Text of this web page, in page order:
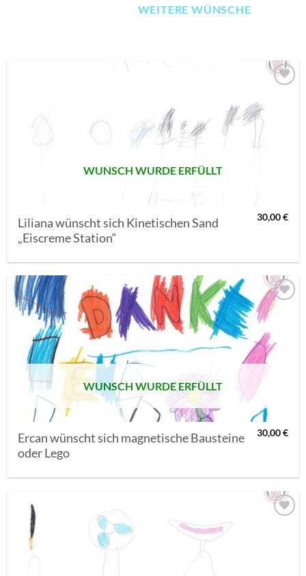
WEITERE WÜNSCHE
MERKLISTE
SETZEN
WUNSCH WURDE ERFÜLLT
Liliana wünscht sich Kinetischen Sand
„Eiscreme Station“
30,00€
AUF MEINE
MERKLISTE
SETZEN
WUNSCH WURDE ERFÜLLT
Ercan wünscht sich magnetische Bausteine
oder Lego
30,00€